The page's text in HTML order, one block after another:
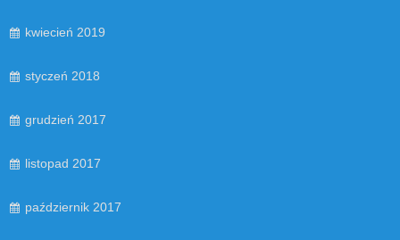
kwiecień 2019
styczeń 2018
grudzień 2017
listopad 2017
październik 2017